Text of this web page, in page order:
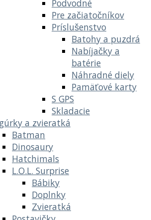
Podvodné
Pre začiatočníkov
Príslušenstvo
Batohy a puzdrá
Nabíjačky a
batérie
Náhradné diely
Pamäťové karty
S GPS
Skladacie
a zvieratká
Batman
Dinosaury
Hatchimals
L.O.L. Surprise
Bábiky
Doplnky
Zvieratká